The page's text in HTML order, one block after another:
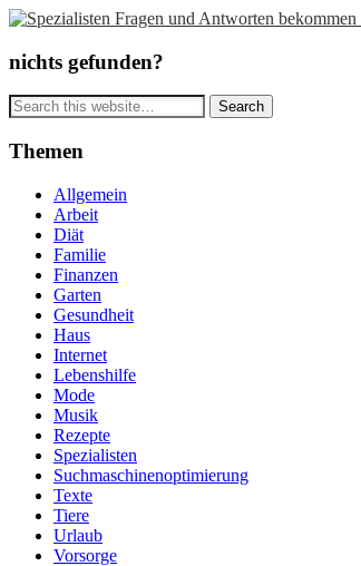
nichts gefunden?
Themen
Allgemein
Arbeit
Diät
Familie
Finanzen
Garten
Gesundheit
Haus
Internet
Lebenshilfe
Mode
Musik
Rezepte
Spezialisten
Suchmaschinenoptimierung
Texte
Tiere
Urlaub
Vorsorge